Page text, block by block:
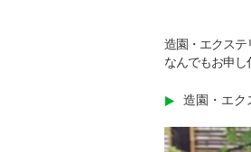
造園・エクステ
なんでもお申し
造園・エク